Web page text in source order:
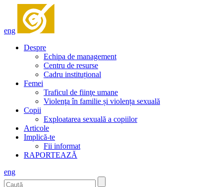
eng
Despre
Echipa de management
Centru de resurse
Cadru instituțional
Femei
Traficul de fiinţe umane
Violenţa în familie și violența sexuală
Copii
Exploatarea sexuală a copiilor
Articole
Implică-te
Fii informat
RAPORTEAZĂ
eng